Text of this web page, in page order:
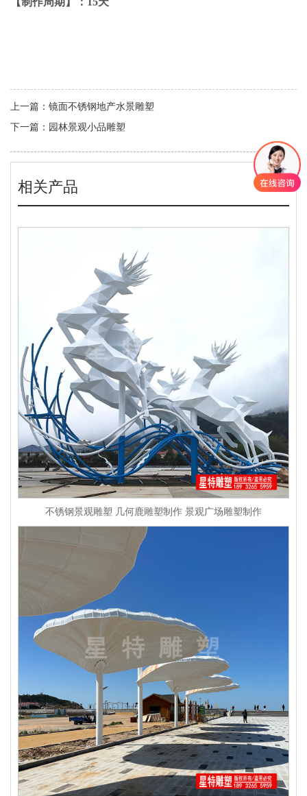
上一篇： 镜面不锈钢地产水景雕塑
下一篇： 园林景观小品雕塑
相关产品
不锈钢景观雕塑 几何鹿雕塑制作 景观广场雕塑制作